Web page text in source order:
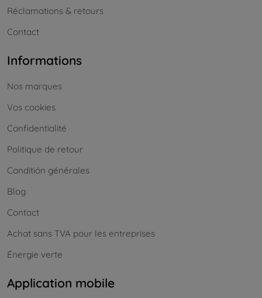
Réclamations & retours
Contact
Informations
Nos marques
Vos cookies
Confidentialité
Politique de retour
Conditión générales
Blog
Contact
Achat sans TVA pour les entreprises
Énergie verte
Application mobile